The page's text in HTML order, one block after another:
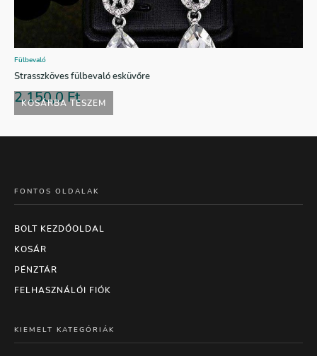
KOSÁRBA TESZEM
Fülbevaló
Strasszköves fülbevaló esküvőre
2.150,0Ft
FONTOS OLDALAK
BOLT KEZDŐOLDAL
KOSÁR
PÉNZTÁR
FELHASZNÁLÓI FIÓK
KIEMELT KATEGÓRIÁK